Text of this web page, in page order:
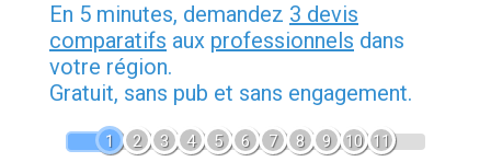
En 5 minutes, demandez 3 devis
comparatifs aux professionnels dans
votre région.
Gratuit, sans pub et sans engagement.
1 2 3 4 5 6 7 8 9 10 11